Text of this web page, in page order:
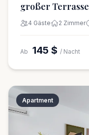
großer Terrasse
4 Gäste 2 Zimmer
Ab 145 $ / Nacht
Apartment